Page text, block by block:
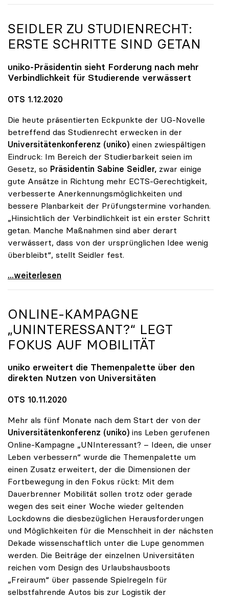
SEIDLER ZU STUDIENRECHT:
ERSTE SCHRITTE SIND GETAN
uniko-Präsidentin sieht Forderung nach mehr
Verbindlichkeit für Studierende verwässert
OTS 1.12.2020
Die heute präsentierten Eckpunkte der UG-Novelle
betreffend das Studienrecht erwecken in der
Universitätenkonferenz (uniko) einen zwiespältigen
Eindruck: Im Bereich der Studierbarkeit seien im
Gesetz, so Präsidentin Sabine Seidler, zwar einige
gute Ansätze in Richtung mehr ECTS-Gerechtigkeit,
verbesserte Anerkennungsmöglichkeiten und
bessere Planbarkeit der Prüfungstermine vorhanden.
„Hinsichtlich der Verbindlichkeit ist ein erster Schritt
getan. Manche Maßnahmen sind aber derart
verwässert, dass von der ursprünglichen Idee wenig
überbleibt“, stellt Seidler fest.
Seidler zu Studienrecht: Erste Schritte sind getan
...weiterlesen
ONLINE-KAMPAGNE
„UNINTERESSANT?“ LEGT
FOKUS AUF MOBILITÄT
uniko erweitert die Themenpalette über den
direkten Nutzen von Universitäten
OTS 10.11.2020
Mehr als fünf Monate nach dem Start der von der
Universitätenkonferenz (uniko) ins Leben gerufenen
Online-Kampagne „UNInteressant? – Ideen, die unser
Leben verbessern“ wurde die Themenpalette um
einen Zusatz erweitert, der die Dimensionen der
Fortbewegung in den Fokus rückt: Mit dem
Dauerbrenner Mobilität sollen trotz oder gerade
wegen des seit einer Woche wieder geltenden
Lockdowns die diesbezüglichen Herausforderungen
und Möglichkeiten für die Menschheit in der nächsten
Dekade wissenschaftlich unter die Lupe genommen
werden. Die Beiträge der einzelnen Universitäten
reichen vom Design des Urlaubshausboots
„Freiraum“ über passende Spielregeln für
selbstfahrende Autos bis zur Logistik der